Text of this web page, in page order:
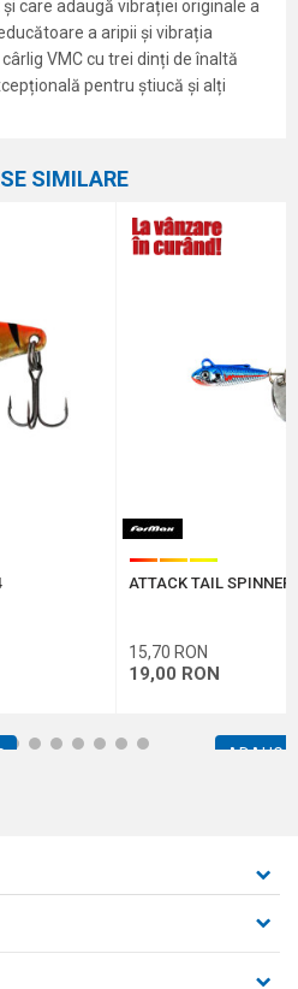
care adaugă vibrației originale a
a aripii și vibrația
VMC cu trei dinți de înaltă
pentru știucă și alți
Cicade
Formax
SIMILARE
ATTACK TAIL SPINNER
15,70 RON
19,00 RON
ADAUGĂ
6 7 8 9 101112
B